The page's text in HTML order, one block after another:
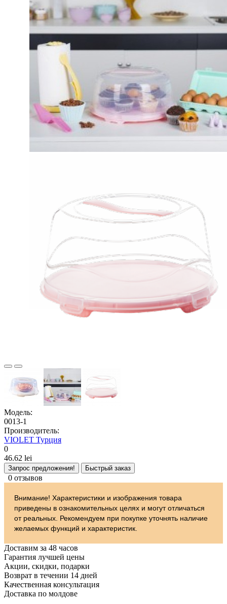
Модель:
0013-1
Производитель:
VIOLET Турция
0
46.62 lei
Запрос предложения! Быстрый заказ
0 отзывов
Внимание! Характеристики и изображения товара
приведены в ознакомительных целях и могут отличаться
от реальных. Рекомендуем при покупке уточнять наличие
желаемых функций и характеристик.
Доставим за 48 часов
Гарантия лучшей цены
Акции, скидки, подарки
Возврат в течении 14 дней
Качественная консультация
Доставка по молдове